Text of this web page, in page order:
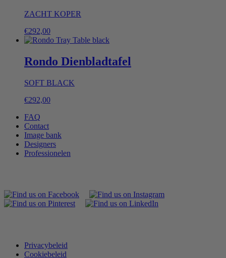
ZACHT KOPER
€292,00
Rondo Dienbladtafel
SOFT BLACK
€292,00
FAQ
Contact
Image bank
Designers
Professionelen
Privacybeleid
Cookiebeleid